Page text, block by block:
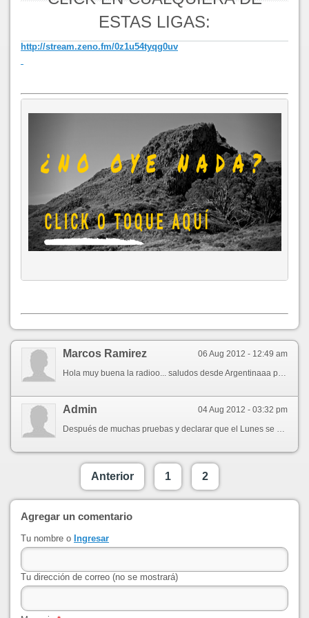
ESTAS LIGAS:
http://stream.zeno.fm/0z1u54tyqg0uv
06 Aug 2012 - 12:49 am
Marcos Ramirez
Hola muy buena la radioo... saludos desde Argentinaaa pronto les enviaremos nuestra musica, cuando grabemos, un abrazo enorme y que dios los bendiga!!!
04 Aug 2012 - 03:32 pm
Admin
Después de muchas pruebas y declarar que el Lunes se pondría al Aire, el viernes se cayó todo lo que teníamos listo para transmitir, pero a Dios le plació que el Sábado a las 12:00 (horario de invierno) justo al Zenit, se pudo lanzar por primera vez el Streaming, Gracias a Dios, no por las Casualidades, sino por las DIOSIDADES.
Anterior 1 2
Agregar un comentario
Tu nombre o Ingresar
Tu dirección de correo (no se mostrará)